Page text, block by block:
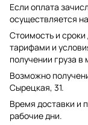
Если оплата
осуществляется
Стоимость и
тарифами и
получении груза в
Возможно
Сырецкая, 31.
Время доставки и
рабочие дни.